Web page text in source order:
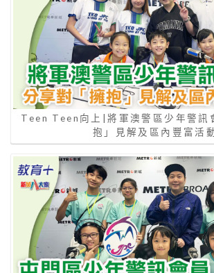
Teen Teen向上|將軍澳警區少年警訊
抱」見解及區內豐富活